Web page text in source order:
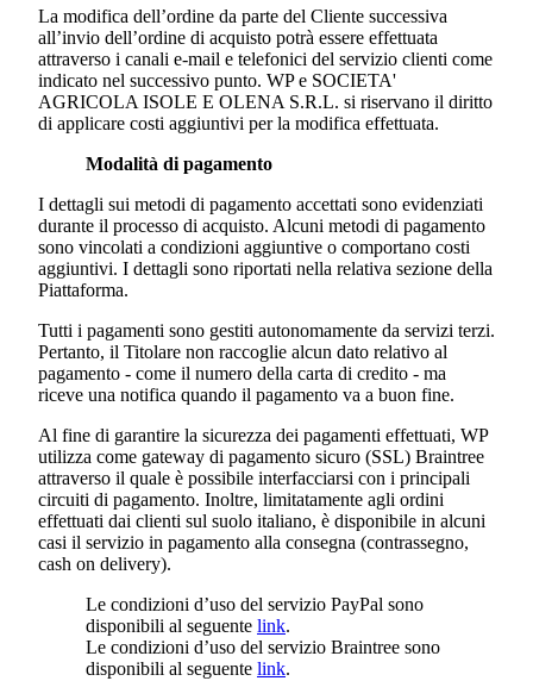
La modifica dell’ordine da parte del Cliente successiva
all’invio dell’ordine di acquisto potrà essere effettuata
attraverso i canali e-mail e telefonici del servizio clienti come
indicato nel successivo punto. WP e SOCIETA'
AGRICOLA ISOLE E OLENA S.R.L. si riservano il diritto
di applicare costi aggiuntivi per la modifica effettuata.
Modalità di pagamento
I dettagli sui metodi di pagamento accettati sono evidenziati
durante il processo di acquisto. Alcuni metodi di pagamento
sono vincolati a condizioni aggiuntive o comportano costi
aggiuntivi. I dettagli sono riportati nella relativa sezione della
Piattaforma.
Tutti i pagamenti sono gestiti autonomamente da servizi terzi.
Pertanto, il Titolare non raccoglie alcun dato relativo al
pagamento - come il numero della carta di credito - ma
riceve una notifica quando il pagamento va a buon fine.
Al fine di garantire la sicurezza dei pagamenti effettuati, WP
utilizza come gateway di pagamento sicuro (SSL) Braintree
attraverso il quale è possibile interfacciarsi con i principali
circuiti di pagamento. Inoltre, limitatamente agli ordini
effettuati dai clienti sul suolo italiano, è disponibile in alcuni
casi il servizio in pagamento alla consegna (contrassegno,
cash on delivery).
Le condizioni d’uso del servizio PayPal sono
disponibili al seguente link.
Le condizioni d’uso del servizio Braintree sono
disponibili al seguente link.